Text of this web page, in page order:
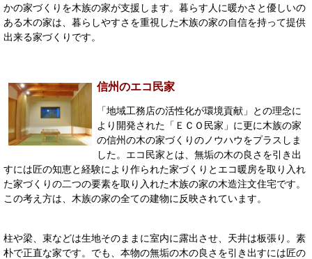
かの家づくりを木族の家が支援します。暮らす人に暖かさと優しいの
ある木の家は、暮らしやすさを重視した木族の家の自信を持って提供
出来る家づくりです。
信州のエコ民家
「地域工務店の活性化が環境貢献」との理念に
より開発された「ＥＣＯ民家」に更に木族の家
の信州の木の家づくりのノウハウをプラスしま
した。エコ民家とは、無垢の木の良さを引き出
すには匠の知恵と経験により作られた家づくりとエコ暖房を取り入れ
た家づくりの二つの要素を取り入れた木族の家の木造注文住宅です。
この考え方は、木族の家の全ての建物に反映されています。
柱や梁、束などは生地そのままに室内に露出させ、天井は板張り。素
朴で正直な家です。でも、本物の無垢の木の良さを引き出すには匠の